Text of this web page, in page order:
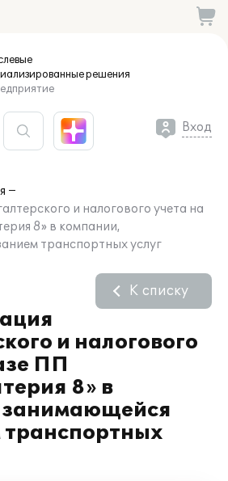
решения
Вход
и налогового учета на
8» в компании,
транспортных услуг
и налогового
ПП
8» в
К списку